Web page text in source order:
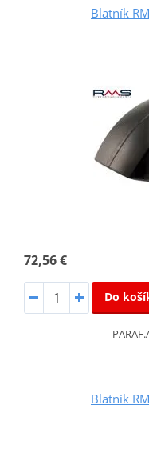
Blatník
72,56 €
Do
Blatník